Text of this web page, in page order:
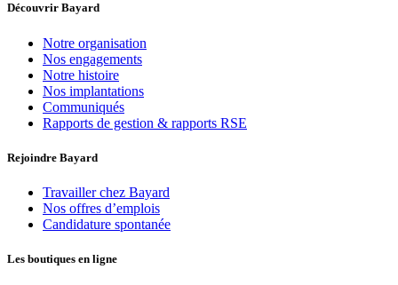
Découvrir Bayard
Notre organisation
Nos engagements
Notre histoire
Nos implantations
Communiqués
Rapports de gestion & rapports RSE
Rejoindre Bayard
Travailler chez Bayard
Nos offres d’emplois
Candidature spontanée
Les boutiques en ligne